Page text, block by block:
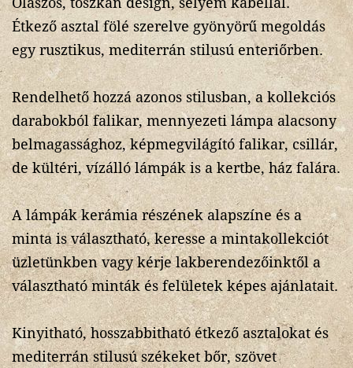
Étkező asztal fölé szerelve gyönyörű megoldás
egy rusztikus, mediterrán stilusú enteriőrben.
Rendelhető hozzá azonos stilusban, a kollekciós
darabokból falikar, mennyezeti lámpa alacsony
belmagassághoz, képmegvilágító falikar, csillár,
de kültéri, vízálló lámpák is a kertbe, ház falára.
A lámpák kerámia részének alapszíne és a
minta is választható, keresse a mintakollekciót
üzletünkben vagy kérje lakberendezőinktől a
választható minták és felületek képes ajánlatait.
Kinyitható, hosszabbitható étkező asztalokat és
mediterrán stilusú székeket bőr, szövet